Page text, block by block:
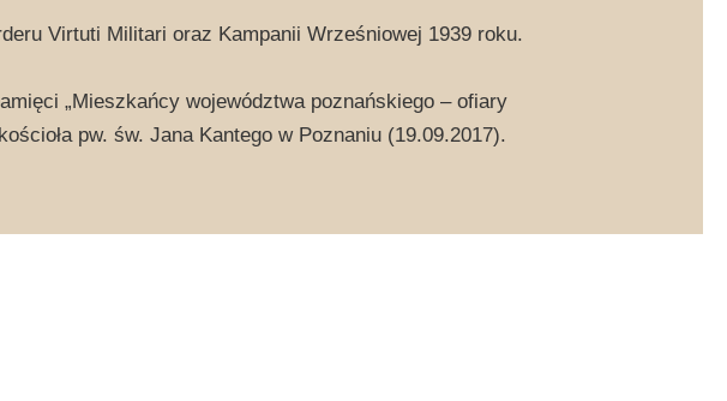
Virtuti Militari oraz Kampanii Wrześniowej 1939 roku.
„Mieszkańcy województwa poznańskiego – ofiary
pw. św. Jana Kantego w Poznaniu (19.09.2017).